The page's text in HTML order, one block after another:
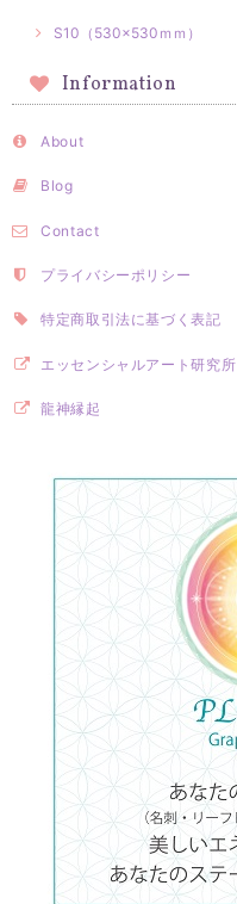
S10（530×530ｍｍ）
Information
About
Blog
Contact
プライバシーポリシー
特定商取引法に基づく表記
エッセンシャルアート研究所
龍神縁起